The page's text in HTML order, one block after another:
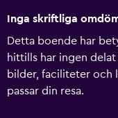
Inga skriftliga
Detta boende har
hittills har ingen
bilder, faciliteter och
passar din resa.